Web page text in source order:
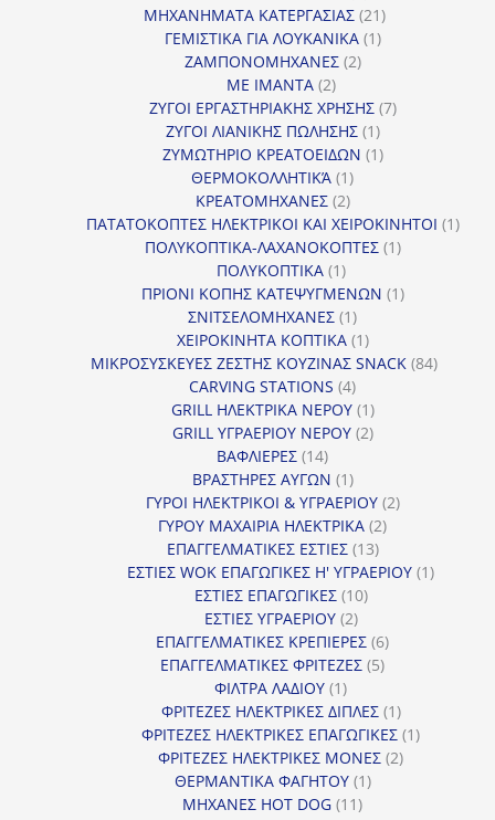
προϊόν
ΜΗΧΑΝΗΜΑΤΑ ΚΑΤΕΡΓΑΣΙΑΣ 2121
προϊόντα
ΓΕΜΙΣΤΙΚΑ ΓΙΑ ΛΟΥΚΑΝΙΚΑ 11
ΖΑΜΠΟΝΟΜΗΧΑΝΕΣ 22
ΜΕ ΙΜΑΝΤΑ 22
προϊόντα
ΖΥΓΟΙ ΕΡΓΑΣΤΗΡΙΑΚΗΣ ΧΡΗΣΗΣ 77
ΖΥΓΟΙ ΛΙΑΝΙΚΗΣ ΠΩΛΗΣΗΣ 11
προϊόν
ΖΥΜΩΤΗΡΙΟ ΚΡΕΑΤΟΕΙΔΩΝ 11
ΘΕΡΜΟΚΟΛΛΗΤΙΚΆ 11
προϊόν
ΚΡΕΑΤΟΜΗΧΑΝΕΣ 22
προϊόντα
ΠΑΤΑΤΟΚΟΠΤΕΣ ΗΛΕΚΤΡΙΚΟΙ ΚΑΙ ΧΕΙΡΟΚΙΝΗΤΟΙ 11
ΠΟΛΥΚΟΠΤΙΚΑ-ΛΑΧΑΝΟΚΟΠΤΕΣ 11
ΠΟΛΥΚΟΠΤΙΚΑ 11
προϊόν
ΠΡΙΟΝΙ ΚΟΠΗΣ ΚΑΤΕΨΥΓΜΕΝΩΝ 11
ΣΝΙΤΣΕΛΟΜΗΧΑΝΕΣ 11
προϊόν
ΧΕΙΡΟΚΙΝΗΤΑ ΚΟΠΤΙΚΑ 11
προϊόν
ΜΙΚΡΟΣΥΣΚΕΥΕΣ ΖΕΣΤΗΣ ΚΟΥΖΙΝΑΣ SNACK 8484
CARVING STATIONS 44
προϊόντα
GRILL ΗΛΕΚΤΡΙΚΑ ΝΕΡΟΥ 11
προϊόν
GRILL ΥΓΡΑΕΡΙΟΥ ΝΕΡΟΥ 22
ΒΑΦΛΙΕΡΕΣ 1414
προϊόντα
ΒΡΑΣΤΗΡΕΣ ΑΥΓΩΝ 11
προϊόν
ΓΥΡΟΙ ΗΛΕΚΤΡΙΚΟΙ & ΥΓΡΑΕΡΙΟΥ 22
ΓΥΡΟΥ ΜΑΧΑΙΡΙΑ ΗΛΕΚΤΡΙΚΑ 22
ΕΠΑΓΓΕΛΜΑΤΙΚΕΣ ΕΣΤΙΕΣ 1313
προϊόντα
ΕΣΤΙΕΣ WOK ΕΠΑΓΩΓΙΚΕΣ Η' ΥΓΡΑΕΡΙΟΥ 11
ΕΣΤΙΕΣ ΕΠΑΓΩΓΙΚΕΣ 1010
ΕΣΤΙΕΣ ΥΓΡΑΕΡΙΟΥ 22
προϊόντα
ΕΠΑΓΓΕΛΜΑΤΙΚΕΣ ΚΡΕΠΙΕΡΕΣ 66
προϊόντα
ΕΠΑΓΓΕΛΜΑΤΙΚΕΣ ΦΡΙΤΕΖΕΣ 55
ΦΙΛΤΡΑ ΛΑΔΙΟΥ 11
προϊόν
ΦΡΙΤΕΖΕΣ ΗΛΕΚΤΡΙΚΕΣ ΔΙΠΛΕΣ 11
προϊόν
ΦΡΙΤΕΖΕΣ ΗΛΕΚΤΡΙΚΕΣ ΕΠΑΓΩΓΙΚΕΣ 11
ΦΡΙΤΕΖΕΣ ΗΛΕΚΤΡΙΚΕΣ ΜΟΝΕΣ 22
ΘΕΡΜΑΝΤΙΚΑ ΦΑΓΗΤΟΥ 11
ΜΗΧΑΝΕΣ HOT DOG 1111